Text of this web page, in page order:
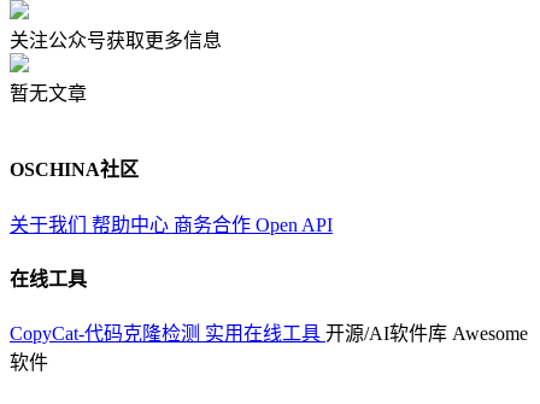
关注公众号获取更多信息
暂无文章
OSCHINA社区
关于我们 帮助中心 商务合作 Open API
在线工具
CopyCat-代码克隆检测 实用在线工具 开源/AI软件库 Awesome
软件